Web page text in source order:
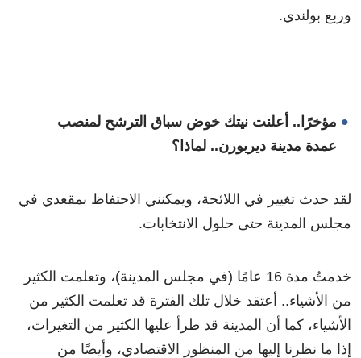
وربع بولندي.
مؤخرًا.. أعلنت نيتك خوض سباق الترشح لمنصب
عمدة مدينة ديربورن.. لماذا؟
لقد حدث تغيير في اللائحة، ويمكنني الاحتفاظ بمقعدي في
مجلس المدينة حتى حلول الانتخابات.
خدمتُ مدة 16 عامًا (في مجلس المدينة)، وتعلمت الكثير
من الأشياء.. أعتقد خلال تلك الفترة قد تعلمت الكثير من
الأشياء، كما أن المدينة قد طرأ عليها الكثير من التغيرات،
إذا ما نظرنا إليها من المنظور الاقتصادي، وأيضًا من